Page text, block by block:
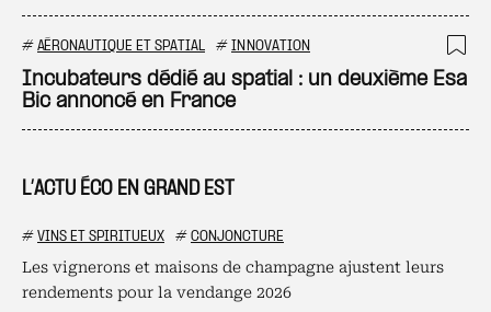
L’ACTU ÉCO EN GRAND EST
# VINS ET SPIRITUEUX # CONJONCTURE
Les vignerons et maisons de champagne ajustent leurs
rendements pour la vendange 2026
# AÉRONAUTIQUE ET SPATIAL # INNOVATION
Incubateurs dédié au spatial : un deuxième Esa
Bic annoncé en France